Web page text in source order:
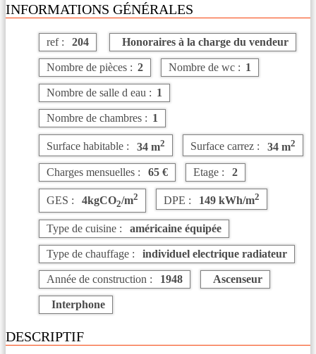
INFORMATIONS GÉNÉRALES
ref : 204 Honoraires à la charge du vendeur
Nombre de pièces : 2 Nombre de wc : 1
Nombre de salle d eau : 1
Nombre de chambres : 1
Surface habitable : 34 m2 Surface carrez : 34 m2
Charges mensuelles : 65 € Etage : 2
GES : 4kgCO2/m2 DPE : 149 kWh/m2
Type de cuisine : américaine équipée
Type de chauffage : individuel electrique radiateur
Année de construction : 1948 Ascenseur
Interphone
DESCRIPTIF